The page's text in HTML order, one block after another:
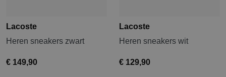
Lacoste
Heren sneakers zwart
€ 149,90
Lacoste
Heren sneakers wit
€ 129,90